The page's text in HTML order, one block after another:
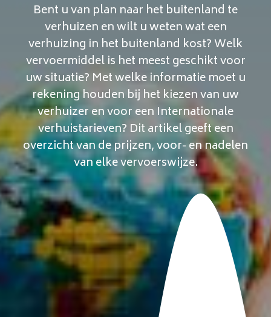
Bent u van plan naar het buitenland te
verhuizen en wilt u weten wat een
verhuizing in het buitenland kost? Welk
vervoermiddel is het meest geschikt voor
uw situatie? Met welke informatie moet u
rekening houden bij het kiezen van uw
verhuizer en voor een Internationale
verhuistarieven? Dit artikel geeft een
overzicht van de prijzen, voor- en nadelen
van elke vervoerswijze.